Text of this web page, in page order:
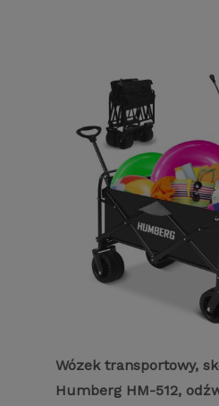
Wózek transportowy,
Humberg HM-512,